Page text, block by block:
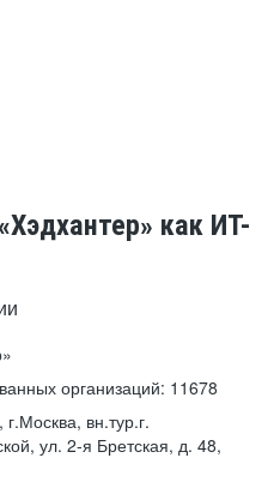
как ИТ-
организаций: 11678
г.Москва, вн.тур.г.
ул. 2-я Бретская, д. 48,